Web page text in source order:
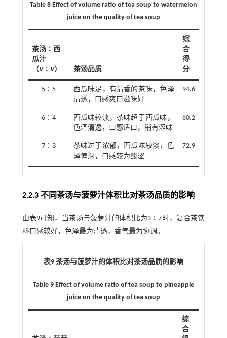
Table 8 Effect of volume ratio of tea soup to watermelon
juice on the quality of tea soup
茶汤∶西
瓜汁
（V∶ V） 茶汤品质
综
合
得
分
5∶5
西瓜味足，有清香的茶味，色泽
清透，口感爽口滋味好
94.6
6∶4
西瓜味较淡，茶味超于西瓜味，
色泽清透，口感适口，稍有涩味
80.2
7∶3
茶味过于浓郁，西瓜味较淡，色
泽偏深，口感较为酸涩
72.9
2.2.3 不同茶汤与菠萝汁体积比对茶汤品质的影响
由表9可知，当茶汤与菠萝汁的体积比为3∶7时，复合茶饮
料口感较好，色泽最为清透，香气最为协调。
表9 茶汤与菠萝汁的体积比对茶汤品质的影响
Table 9 Effect of volume ratio of tea soup to pineapple
juice on the quality of tea soup
综
合